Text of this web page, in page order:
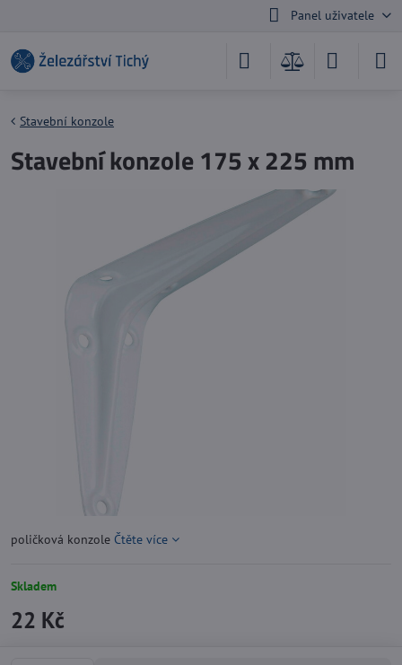
Panel uživatele
Stavební konzole
Stavební konzole 175 x 225 mm
poličková konzole Čtěte více
Skladem
22 Kč